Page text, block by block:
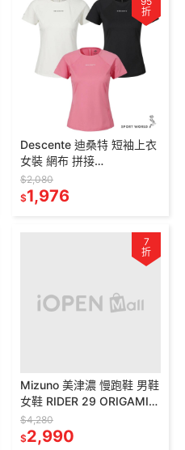
折
Descente 迪桑特 短袖上衣
女裝 網布 拼接
SR122PTS12-
IVY0/BLK0/PINK
$2,080
$1,976
7
折
Mizuno 美津濃 慢跑鞋 男鞋
女鞋 RIDER 29 ORIGAMI
黑【運動世界】
J1GC266301
$4,280
$2,990